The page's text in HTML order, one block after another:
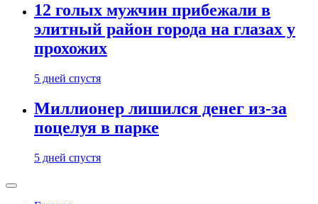
12 голых мужчин прибежали в
элитный район города на глазах у
прохожих
5 дней спустя
Миллионер лишился денег из-за
поцелуя в парке
5 дней спустя